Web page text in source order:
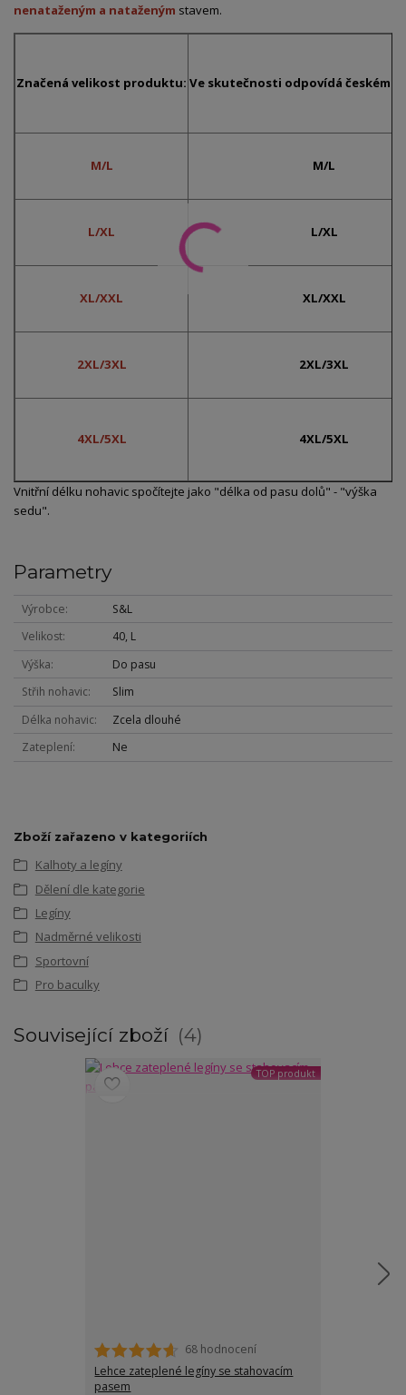
nenataženým a nataženým stavem.
Značená velikost produktu: Ve skutečnosti odpovídá českému
M/L M/L
L/XL L/XL
XL/XXL XL/XXL
2XL/3XL 2XL/3XL
4XL/5XL 4XL/5XL
Vnitřní délku nohavic spočítejte jako "délka od pasu dolů" - "výška
sedu".
Parametry
Výrobce
S&L
Velikost
40, L
Výška
Do pasu
Střih nohavic
Slim
Délka nohavic
Zcela dlouhé
Zateplení
Ne
Zboží zařazeno v kategoriích
Kalhoty a legíny
Dělení dle kategorie
Legíny
Nadměrné velikosti
Sportovní
Pro baculky
Související zboží 4
TOP produkt
68 hodnocení
Lehce zateplené legíny se stahovacím
pasem